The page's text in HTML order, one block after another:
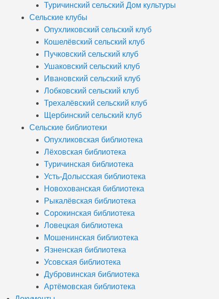
Туричинский сельский Дом культуры
Сельские клубы
Опухликовский сельский клуб
Кошелёвский сельский клуб
Пучковский сельский клуб
Ушаковский сельский клуб
Ивановский сельский клуб
Лобковский сельский клуб
Трехалёвский сельский клуб
Щербинский сельский клуб
Сельские библиотеки
Опухликовская библиотека
Лёховская библиотека
Туричинская библиотека
Усть-Долысская библиотека
Новохованская библиотека
Рыкалёвская библиотека
Сорокинская библиотека
Ловецкая библиотека
Мошенинская библиотека
Язненская библиотека
Усовская библиотека
Дубровинская библиотека
Артёмовская библиотека